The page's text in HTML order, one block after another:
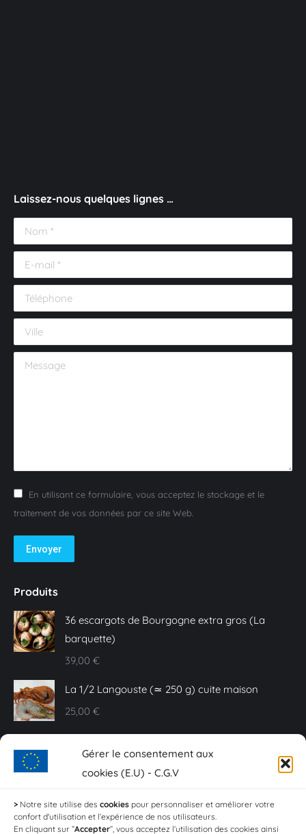
Gérer le consentement aux
cookies (E.U) - C.G.V
> Notre site utilise des cookies pour personnaliser et améliorer votre
confort d'utilisation et l’expérience de nos utilisateurs.
En cliquant sur ”Accepter”, vous acceptez l’utilisation des cookies ainsi
Laissez-nous quelques lignes …
Nom *
E-mail *
Téléphone
Ville
Message
En utilisant ce formulaire, vous acceptez le stockage et le
traitement de vos données par ce site Web.
Envoyer
Produits
36 escargots de Bourgogne extra gros (La
barquette)
39,00 €
La 1/2 Langouste (≃ 250 g) cuite maison
25,00 €
Sashimi de truite fumée - Plaquette de 150 g
18,00€